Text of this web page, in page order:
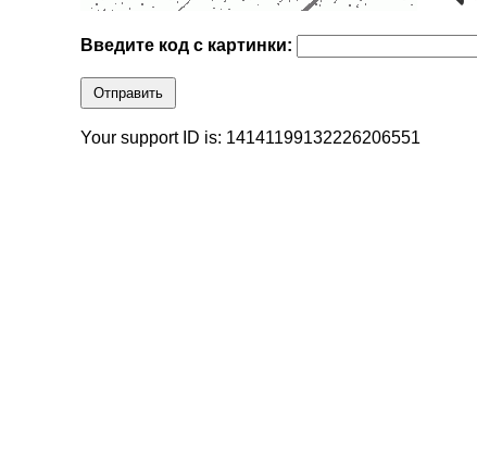
Введите код с картинки:
Отправить
Your support ID is: 14141199132226206551